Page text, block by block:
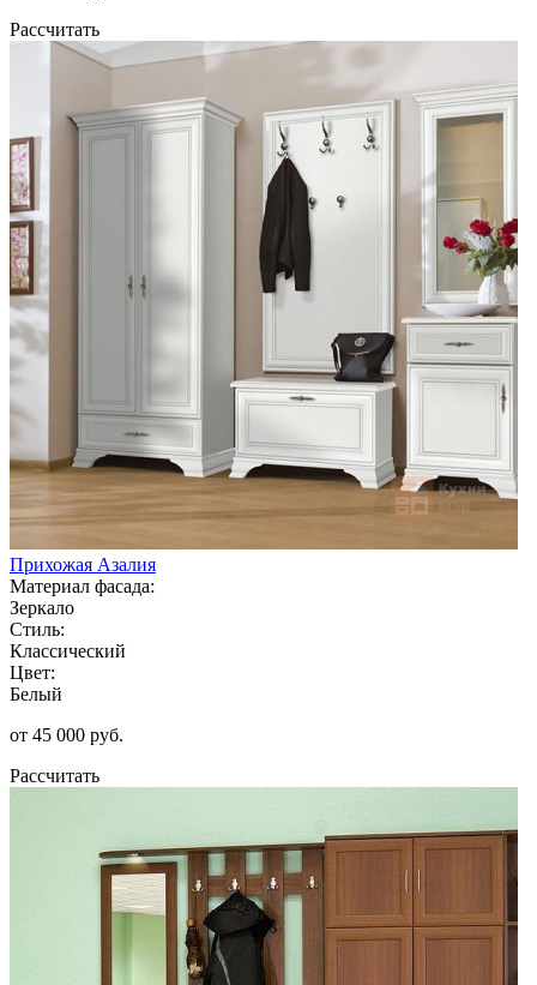
Рассчитать
Прихожая Азалия
Материал фасада:
Зеркало
Стиль:
Классический
Цвет:
Белый
от 45 000 руб.
Рассчитать